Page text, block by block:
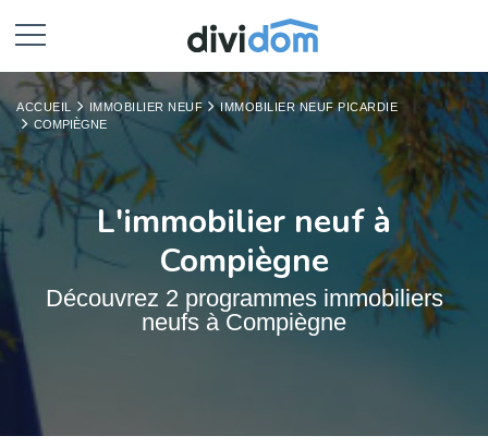
ACCUEIL IMMOBILIER NEUF
IMMOBILIER NEUF PICARDIE
COMPIÈGNE
L'immobilier neuf à
Compiègne
Découvrez 2 programmes immobiliers
neufs à Compiègne